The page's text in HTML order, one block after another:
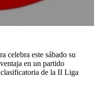
celebra este sábado su
en un partido
de la II Liga